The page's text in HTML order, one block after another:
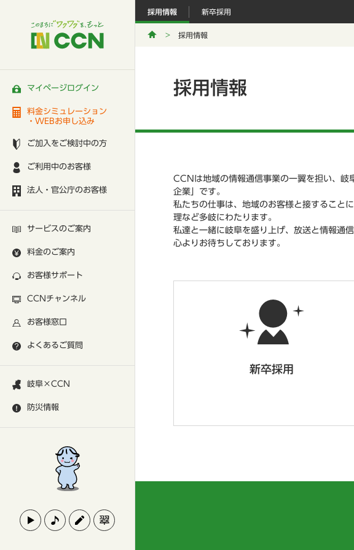
マイページログイン
料金シミュレーション
・WEBお申し込み
ご加入をご検討中の方
ご利用中のお客様
法人・官公庁のお客様
サービスのご案内
料金のご案内
お客様サポート
CCNチャンネル
お客様窓口
よくあるご質問
岐阜×CCN
防災情報
採用情報 新卒採用
採用情報
採用情報
CCNは地域の情報通信事業の一翼を担い、岐
企業」です。
私たちの仕事は、地域のお客様と接すること
理など多岐にわたります。
私達と一緒に岐阜を盛り上げ、放送と情報通
心よりお待ちしております。
新卒採用